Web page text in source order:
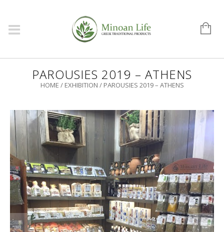
PAROUSIES 2019 – ATHENS
HOME / EXHIBITION / PAROUSIES 2019 – ATHENS